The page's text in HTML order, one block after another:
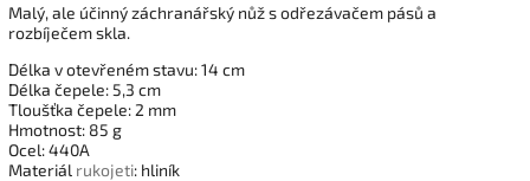
Malý, ale účinný záchranářský nůž s odřezávačem pásů a
rozbíječem skla.
Délka v otevřeném stavu: 14 cm
Délka čepele: 5,3 cm
Tloušťka čepele: 2 mm
Hmotnost: 85 g
Ocel: 440A
Materiál rukojeti: hliník